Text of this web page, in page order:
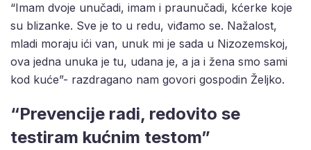
“Imam dvoje unučadi, imam i praunučadi, kćerke koje
su blizanke. Sve je to u redu, viđamo se. Nažalost,
mladi moraju ići van, unuk mi je sada u Nizozemskoj,
ova jedna unuka je tu, udana je, a ja i žena smo sami
kod kuće”- razdragano nam govori gospodin Željko.
“Prevencije radi, redovito se
testiram kućnim testom”